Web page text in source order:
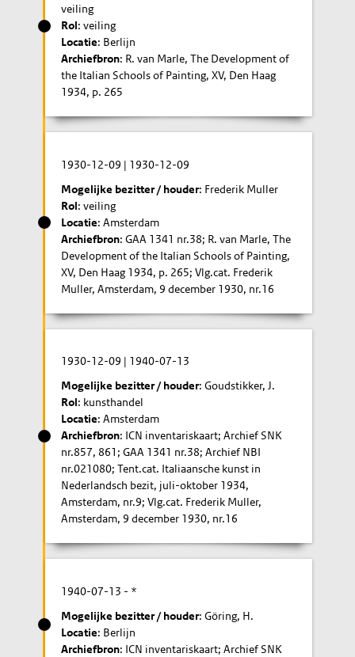
veiling
Rol: veiling
Locatie: Berlijn
Archiefbron: R. van Marle, The Development of
the Italian Schools of Painting, XV, Den Haag
1934, p. 265
1930-12-09 | 1930-12-09
Mogelijke bezitter / houder: Frederik Muller
Rol: veiling
Locatie: Amsterdam
Archiefbron: GAA 1341 nr.38; R. van Marle, The
Development of the Italian Schools of Painting,
XV, Den Haag 1934, p. 265; Vlg.cat. Frederik
Muller, Amsterdam, 9 december 1930, nr.16
1930-12-09 | 1940-07-13
Mogelijke bezitter / houder: Goudstikker, J.
Rol: kunsthandel
Locatie: Amsterdam
Archiefbron: ICN inventariskaart; Archief SNK
nr.857, 861; GAA 1341 nr.38; Archief NBI
nr.021080; Tent.cat. Italiaansche kunst in
Nederlandsch bezit, juli-oktober 1934,
Amsterdam, nr.9; Vlg.cat. Frederik Muller,
Amsterdam, 9 december 1930, nr.16
1940-07-13 - *
Mogelijke bezitter / houder: Göring, H.
Locatie: Berlijn
Archiefbron: ICN inventariskaart; Archief SNK